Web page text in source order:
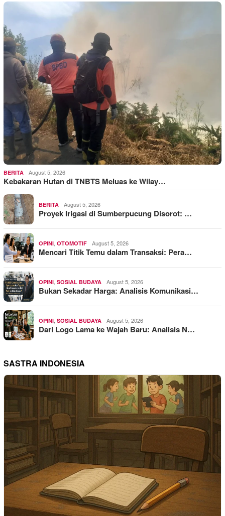
BERITA August 5, 2026
Kebakaran Hutan di TNBTS Meluas ke Wilay…
BERITA August 5, 2026
Proyek Irigasi di Sumberpucung Disorot: …
OPINI OTOMOTIF August 5, 2026
Mencari Titik Temu dalam Transaksi: Pera…
OPINI SOSIAL BUDAYA August 5, 2026
Bukan Sekadar Harga: Analisis Komunikasi…
OPINI SOSIAL BUDAYA August 5, 2026
Dari Logo Lama ke Wajah Baru: Analisis N…
SASTRA INDONESIA